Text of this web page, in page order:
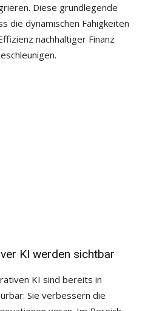
Diese grundlegende
die dynamischen Fähigkeiten
nachhaltiger Finanz
KI werden sichtbar
KI sind bereits in
Sie verbessern die